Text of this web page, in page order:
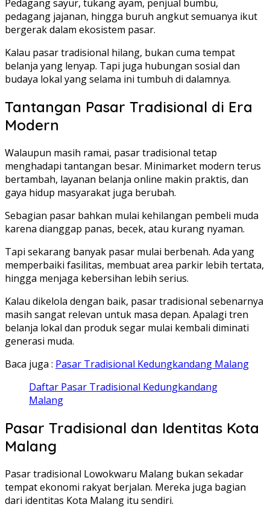
Pedagang sayur, tukang ayam, penjual bumbu,
pedagang jajanan, hingga buruh angkut semuanya ikut
bergerak dalam ekosistem pasar.
Kalau pasar tradisional hilang, bukan cuma tempat
belanja yang lenyap. Tapi juga hubungan sosial dan
budaya lokal yang selama ini tumbuh di dalamnya.
Tantangan Pasar Tradisional di Era
Modern
Walaupun masih ramai, pasar tradisional tetap
menghadapi tantangan besar. Minimarket modern terus
bertambah, layanan belanja online makin praktis, dan
gaya hidup masyarakat juga berubah.
Sebagian pasar bahkan mulai kehilangan pembeli muda
karena dianggap panas, becek, atau kurang nyaman.
Tapi sekarang banyak pasar mulai berbenah. Ada yang
memperbaiki fasilitas, membuat area parkir lebih tertata,
hingga menjaga kebersihan lebih serius.
Kalau dikelola dengan baik, pasar tradisional sebenarnya
masih sangat relevan untuk masa depan. Apalagi tren
belanja lokal dan produk segar mulai kembali diminati
generasi muda.
Baca juga : Pasar Tradisional Kedungkandang Malang
Daftar Pasar Tradisional Kedungkandang
Malang
Pasar Tradisional dan Identitas Kota
Malang
Pasar tradisional Lowokwaru Malang bukan sekadar
tempat ekonomi rakyat berjalan. Mereka juga bagian
dari identitas Kota Malang itu sendiri.